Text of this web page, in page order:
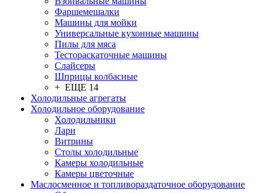
Фаршемешалки
Машины для мойки
Универсальные кухонные машины
Пилы для мяса
Тестораскаточные машины
Слайсеры
Шприцы колбасные
+ ЕЩЕ 14
Холодильные агрегаты
Холодильное оборудование
Холодильники
Лари
Витрины
Столы холодильные
Камеры холодильные
Камеры цветочные
Маслосменное и топливораздаточное оборудование